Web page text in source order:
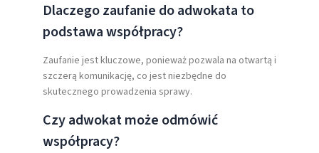
Dlaczego zaufanie do adwokata to
podstawa współpracy?
Zaufanie jest kluczowe, ponieważ pozwala na otwartą i
szczerą komunikację, co jest niezbędne do
skutecznego prowadzenia sprawy.
Czy adwokat może odmówić
współpracy?